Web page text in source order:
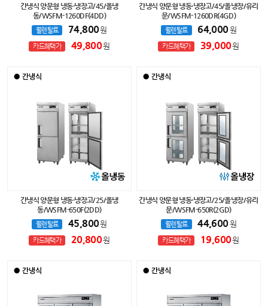
간냉식 양문형 냉동·냉장고/45/올냉
동/WSFM-1260DF(4DD)
월렌탈료 74,800원
카드혜택가 49,800원
간냉식 양문형 냉동·냉장고/45/올냉장/유리
문/WSFM-1260DR(4GD)
월렌탈료 64,000원
카드혜택가 39,000원
간냉식 양문형 냉동·냉장고/25/올냉
동/WSFM-650F(2DD)
월렌탈료 45,800원
카드혜택가 20,800원
간냉식 양문형 냉동·냉장고/25/올냉장/유리
문/WSFM-650R(2GD)
월렌탈료 44,600원
카드혜택가 19,600원